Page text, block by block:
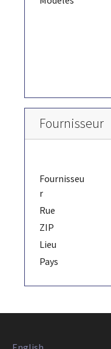
Fournisseur
Fournisseu
r
Rue
ZIP
Lieu
Pays